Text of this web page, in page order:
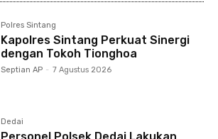
Polres Sintang
Kapolres Sintang Perkuat Sinergi
dengan Tokoh Tionghoa
Septian AP - 7 Agustus 2026
Dedai